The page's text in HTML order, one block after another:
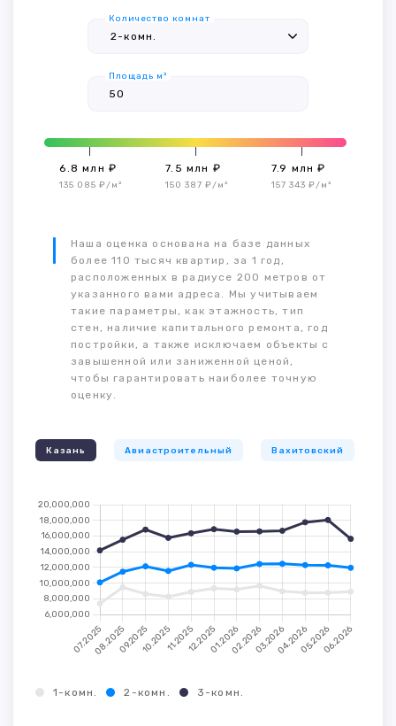
Количество комнат
Площадь м²
6.8 млн ₽
135 085 ₽/м²
7.5 млн ₽
150 387 ₽/м²
7.9 млн ₽
157 343 ₽/м²
Наша оценка основана на базе данных
более 110 тысяч квартир, за 1 год,
расположенных в радиусе 200 метров от
указанного вами адреса. Мы учитываем
такие параметры, как этажность, тип
стен, наличие капитального ремонта, год
постройки, а также исключаем объекты с
завышенной или заниженной ценой,
чтобы гарантировать наиболее точную
оценку.
Казань Авиастроительный Вахитовский
1-комн. 2-комн. 3-комн.